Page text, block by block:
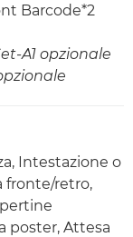
Barcode*2
A1 opzionale
Intestazione o
fronte/retro,
poster, Attesa